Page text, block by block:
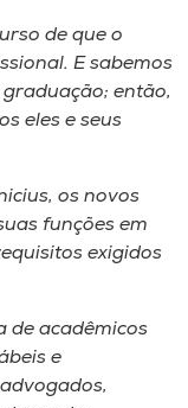
de que o
E sabemos
então,
eles e seus
os novos
funções em
exigidos
de acadêmicos
e